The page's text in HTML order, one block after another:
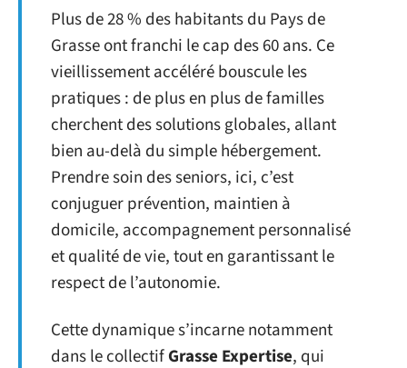
Plus de 28 % des habitants du Pays de
Grasse ont franchi le cap des 60 ans. Ce
vieillissement accéléré bouscule les
pratiques : de plus en plus de familles
cherchent des solutions globales, allant
bien au-delà du simple hébergement.
Prendre soin des seniors, ici, c’est
conjuguer prévention, maintien à
domicile, accompagnement personnalisé
et qualité de vie, tout en garantissant le
respect de l’autonomie.
Cette dynamique s’incarne notamment
dans le collectifGrasse Expertise, qui